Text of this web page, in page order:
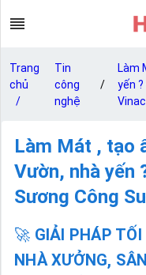
Trang
chủ
/
Tin
công
nghệ
/
Làm
yến
Làm Mát , tạo
Vườn, nhà yến
Sương Công
🚀 GIẢI PHÁP
NHÀ XƯỞNG,